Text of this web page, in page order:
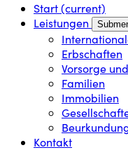
Start(current)
Leistungen
Erbschaften
Vorsorge
Familien
Immobilien
Kontakt